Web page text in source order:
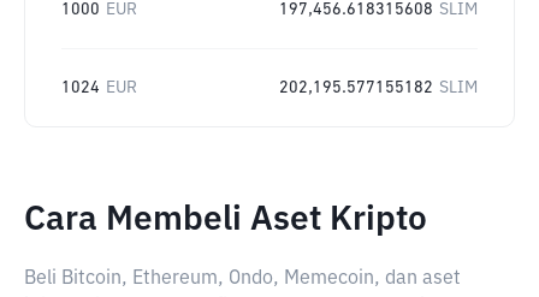
1000 EUR 197,456.618315608 SLIM
1024 EUR 202,195.577155182 SLIM
Cara Membeli Aset Kripto
Beli Bitcoin, Ethereum, Ondo, Memecoin, dan aset